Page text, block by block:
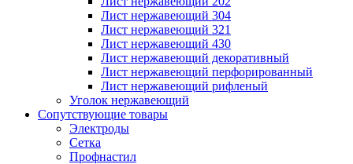
Лист нержавеющий 304
Лист нержавеющий 321
Лист нержавеющий 430
Лист нержавеющий декоративный
Лист нержавеющий перфорированный
Лист нержавеющий рифленый
Уголок нержавеющий
Cопутствующие товары
Электроды
Сетка
Профнастил